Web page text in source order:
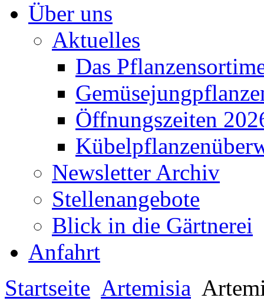
Über uns
Aktuelles
Das
Öffnungszeiten
Newsletter Archiv
Stellenangebote
Blick in die Gärtnerei
Anfahrt
Startseite Artemisia